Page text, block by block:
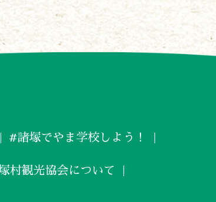
#諸塚でやま学校しよう！
村観光協会について